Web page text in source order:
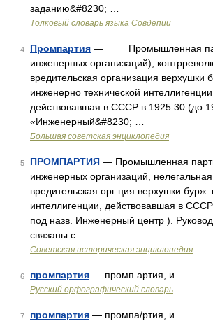
заданию&#8230; …
Толковый словарь языка Совдепии
4 Промпартия — Промышленная
инженерных организаций),
вредительская организация верхушки
инженерно технической интеллигенции
действовавшая в СССР в 1925 30 (до
«Инженерный&#8230; …
Большая советская энциклопедия
5 ПРОМПАРТИЯ — Промышленная
инженерных организаций,
вредительская орг ция верхушки бурж.
интеллигенции, действовавшая в
под назв. Инженерный центр ).
связаны с …
Советская историческая энциклопедия
6 промпартия — промп артия, и …
Русский орфографический словарь
7 промпартия — промпа/ртия, и …